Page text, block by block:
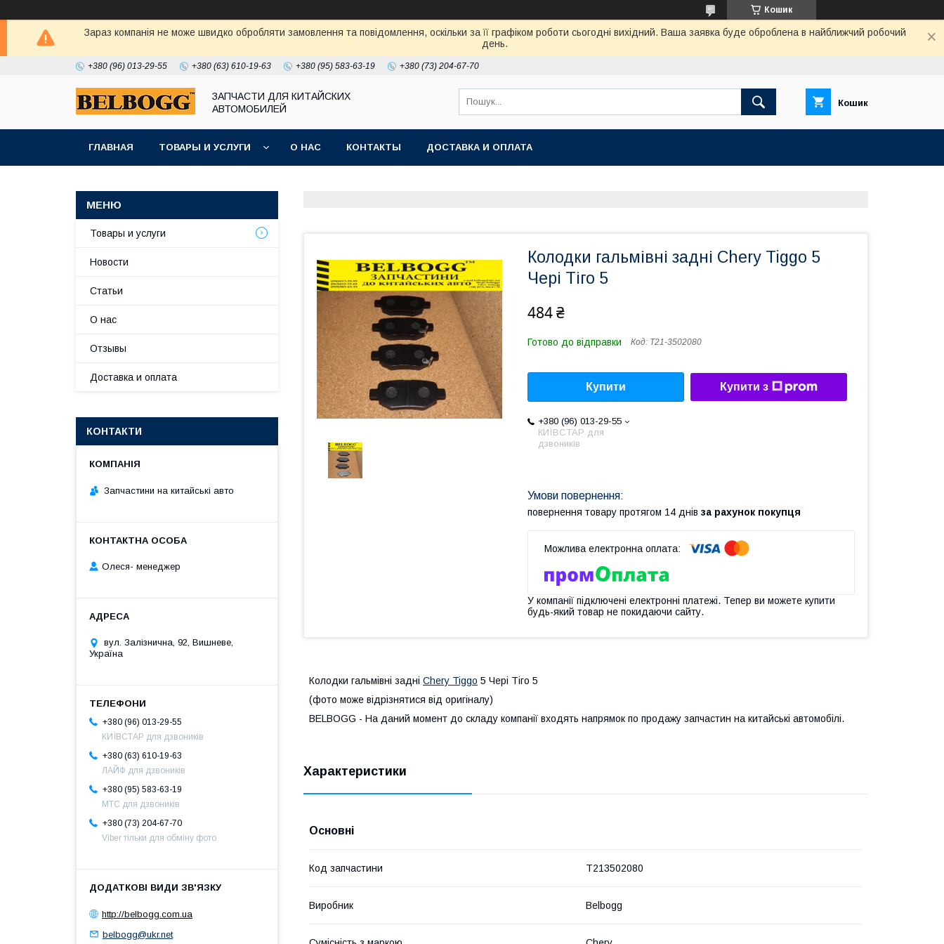
Кошик
Зараз компанія не може швидко обробляти замовлення та повідомлення, оскільки за її графіком роботи сьогодні вихідний. Ваша заявка буде оброблена в найближчий робочий
день.
+380 (96) 013-29-55 +380 (63) 610-19-63 +380 (95) 583-63-19 +380 (73) 204-67-70
ЗАПЧАСТИ ДЛЯ КИТАЙСКИХ
АВТОМОБИЛЕЙ
Кошик
ГЛАВНАЯ ТОВАРЫ И УСЛУГИ О НАС КОНТАКТЫ ДОСТАВКА И ОПЛАТА
Колодки гальмівні задні Chery Tiggo 5
Чері Тіго 5
484 ₴
Готово до відправки Код: T21-3502080
Купити Купити з
+380 (96) 013-29-55
КИЇВСТАР для
дзвоників
повернення товару протягом 14 днів за рахунок покупця
У компанії підключені електронні платежі. Тепер ви можете купити
будь-який товар не покидаючи сайту.
Колодки гальмівні задні Chery Tiggo 5 Чері Тіго 5
(фото може відрізнятися від оригіналу)
BELBOGG - На даний момент до складу компанії входять напрямок по продажу запчастин на китайські автомобілі.
Характеристики
Основні
Код запчастини T213502080
Виробник Belbogg
Товары и услуги
Новости
Статьи
О нас
Отзывы
Доставка и оплата
КОНТАКТИ
Запчастини на китайські авто
Олеся- менеджер
вул. Залізнична, 92, Вишневе,
Україна
+380 (96) 013-29-55
КИЇВСТАР для дзвоників
+380 (63) 610-19-63
ЛАЙФ для дзвоників
+380 (95) 583-63-19
МТС для дзвоників
+380 (73) 204-67-70
Viber тільки для обміну фото
http://belbogg.com.ua
belbogg@ukr.net